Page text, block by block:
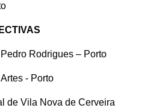
Rodrigues – Porto
- Porto
de Vila Nova de Cerveira